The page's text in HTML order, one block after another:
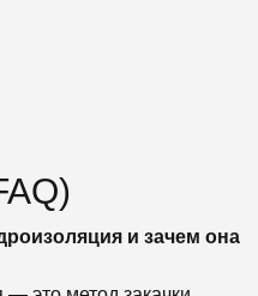
и зачем она